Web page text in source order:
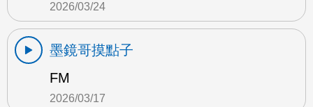
2026/03/24
墨鏡哥摸點子
FM
2026/03/17